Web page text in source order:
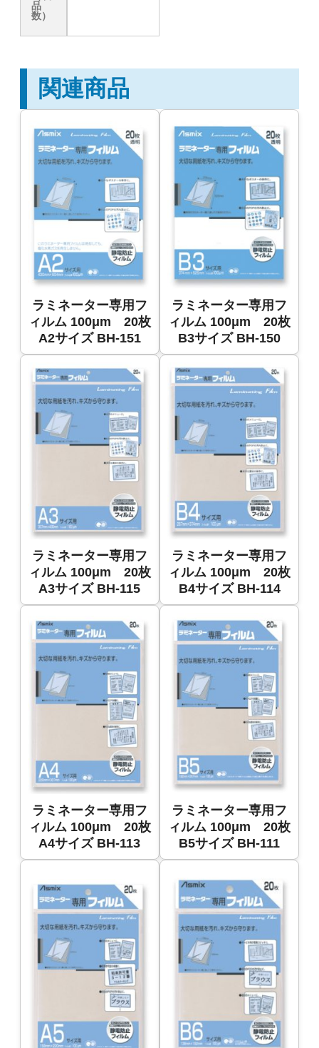
品
数）
関連商品
ラミネーター専用フ
ィルム 100μm 20枚
A2サイズ BH-151
ラミネーター専用フ
ィルム 100μm 20枚
B3サイズ BH-150
ラミネーター専用フ
ィルム 100μm 20枚
A3サイズ BH-115
ラミネーター専用フ
ィルム 100μm 20枚
B4サイズ BH-114
ラミネーター専用フ
ィルム 100μm 20枚
A4サイズ BH-113
ラミネーター専用フ
ィルム 100μm 20枚
B5サイズ BH-111